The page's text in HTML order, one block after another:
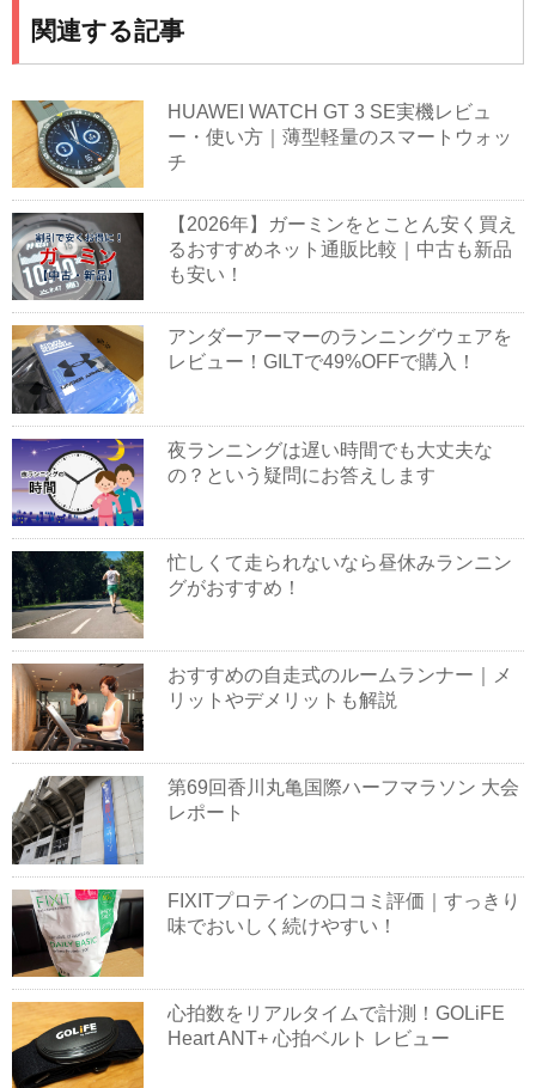
関連する記事
HUAWEI WATCH GT 3 SE実機レビュ
ー・使い方｜薄型軽量のスマートウォッ
チ
【2026年】ガーミンをとことん安く買え
るおすすめネット通販比較｜中古も新品
も安い！
アンダーアーマーのランニングウェアを
レビュー！GILTで49%OFFで購入！
夜ランニングは遅い時間でも大丈夫な
の？という疑問にお答えします
忙しくて走られないなら昼休みランニン
グがおすすめ！
おすすめの自走式のルームランナー｜メ
リットやデメリットも解説
第69回香川丸亀国際ハーフマラソン 大会
レポート
FIXITプロテインの口コミ評価｜すっきり
味でおいしく続けやすい！
心拍数をリアルタイムで計測！GOLiFE
Heart ANT+ 心拍ベルト レビュー